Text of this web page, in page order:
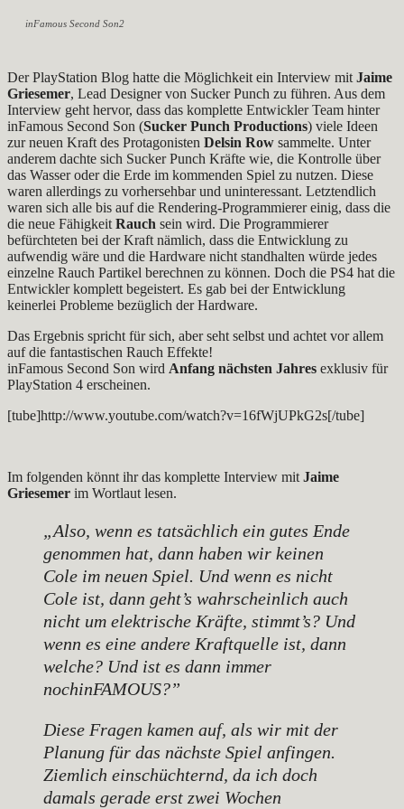
inFamous Second Son2
Der PlayStation Blog hatte die Möglichkeit ein Interview mit Jaime
Griesemer, Lead Designer von Sucker Punch zu führen. Aus dem
Interview geht hervor, dass das komplette Entwickler Team hinter
inFamous Second Son (Sucker Punch Productions) viele Ideen
zur neuen Kraft des Protagonisten Delsin Row sammelte. Unter
anderem dachte sich Sucker Punch Kräfte wie, die Kontrolle über
das Wasser oder die Erde im kommenden Spiel zu nutzen. Diese
waren allerdings zu vorhersehbar und uninteressant. Letztendlich
waren sich alle bis auf die Rendering-Programmierer einig, dass die
die neue Fähigkeit Rauch sein wird. Die Programmierer
befürchteten bei der Kraft nämlich, dass die Entwicklung zu
aufwendig wäre und die Hardware nicht standhalten würde jedes
einzelne Rauch Partikel berechnen zu können. Doch die PS4 hat die
Entwickler komplett begeistert. Es gab bei der Entwicklung
keinerlei Probleme bezüglich der Hardware.
Das Ergebnis spricht für sich, aber seht selbst und achtet vor allem
auf die fantastischen Rauch Effekte!
inFamous Second Son wird Anfang nächsten Jahres exklusiv für
PlayStation 4 erscheinen.
[tube]http://www.youtube.com/watch?v=16fWjUPkG2s[/tube]
Im folgenden könnt ihr das komplette Interview mit Jaime
Griesemer im Wortlaut lesen.
„Also, wenn es tatsächlich ein gutes Ende
genommen hat, dann haben wir keinen
Cole im neuen Spiel. Und wenn es nicht
Cole ist, dann geht’s wahrscheinlich auch
nicht um elektrische Kräfte, stimmt’s? Und
wenn es eine andere Kraftquelle ist, dann
welche? Und ist es dann immer
nochinFAMOUS?”
Diese Fragen kamen auf, als wir mit der
Planung für das nächste Spiel anfingen.
Ziemlich einschüchternd, da ich doch
damals gerade erst zwei Wochen